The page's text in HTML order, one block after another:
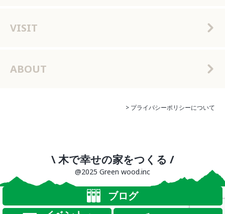
VISIT
ABOUT
> プライバシーポリシーについて
\ 木で幸せの家をつくる /
@2025 Green wood.inc
ブログ